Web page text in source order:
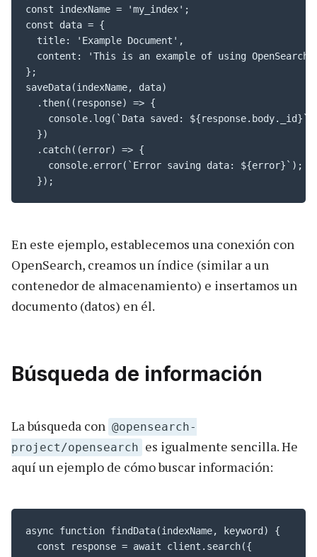
const indexName = 'my_index';
const data = {
  title: 'Example Document',
content: 'This is an example of using OpenSearch
};
saveData(indexName, data)
  .then((response) => {
console.log(`Data saved:
  })
  .catch((error) => {
    console.error(`Error saving data: ${error}`);
  });
En este ejemplo, establecemos una conexión con
OpenSearch, creamos un índice (similar a un
contenedor de almacenamiento) e insertamos un
documento (datos) en él.
Búsqueda de información
La búsqueda con @opensearch-
project/opensearch es igualmente sencilla. He
aquí un ejemplo de cómo buscar información:
async function findData(indexName, keyword) {
  const response = await client.search({